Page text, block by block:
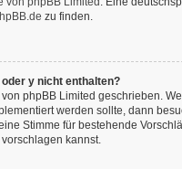
zu finden.
y nicht enthalten?
phpBB Limited geschrieben.
werden sollte, dann
Stimme für bestehende
kannst.